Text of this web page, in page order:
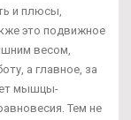
и плюсы,
это подвижное
весом,
а главное, за
мышцы-
Тем не